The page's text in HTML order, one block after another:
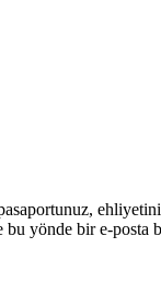
bu yönde bir e-